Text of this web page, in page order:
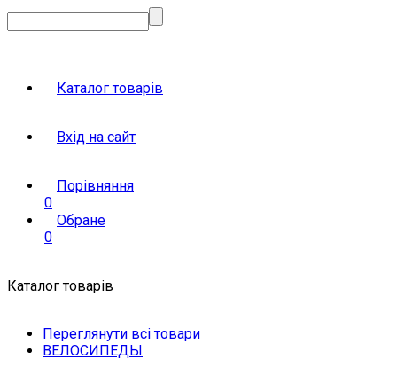
Каталог товарів
Вхід на сайт
Порівняння
0
Обране
0
Каталог товарів
Переглянути всі товари
ВЕЛОСИПЕДЫ